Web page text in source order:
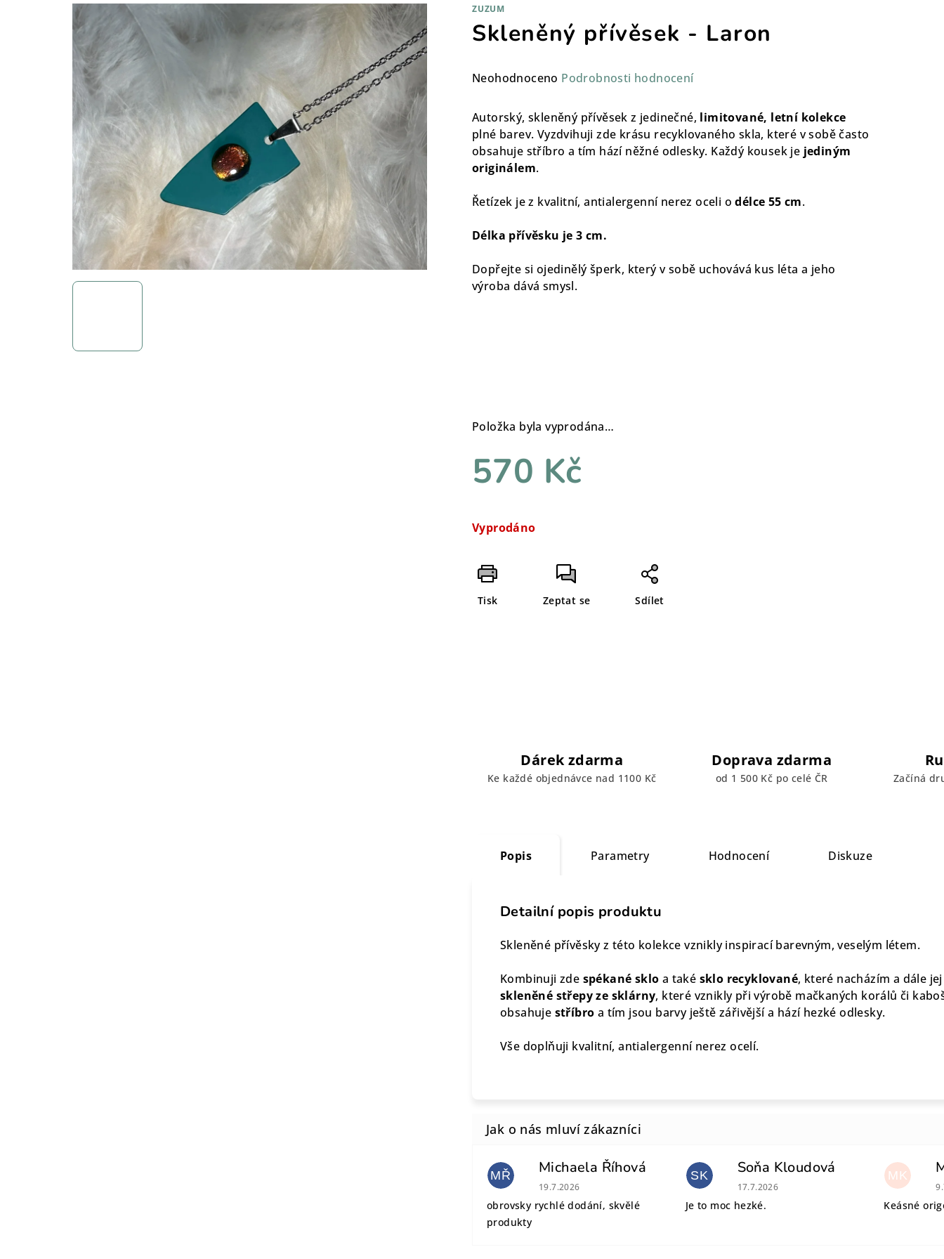
ZUZUM
Skleněný přívěsek - Laron
Průměrné
produktu
je
0,0
hvězdiček.
Neohodnoceno Podrobnosti hodnocení
Autorský, skleněný přívěsek z jedinečné, limitované, letní kolekce
plné barev. Vyzdvihuji zde krásu recyklovaného skla, které v sobě často
obsahuje stříbro a tím hází něžné odlesky. Každý kousek je jediným
originálem.
Řetízek je z kvalitní, antialergenní nerez oceli odélce 55 cm.
Délka přívěsku je 3 cm.
Dopřejte si ojedinělý šperk, který v sobě uchovává kus léta a jeho
výroba dává smysl.
Položka byla vyprodána…
570 Kč
cena:
Vyprodáno
Tisk Zeptat se Sdílet
Dárek zdarma
Ke každé objednávce nad 1100 Kč
Doprava zdarma
od 1 500 Kč po celé ČR Začíná
Popis Parametry Hodnocení Diskuze
Detailní popis produktu
Skleněné přívěsky z této kolekce vznikly inspirací barevným, veselým létem.
Kombinuji zde spékané sklo a také sklo recyklované, které nacházím a dále
skleněné střepy ze sklárny, které vznikly při výrobě mačkaných korálů či
obsahuje stříbro a tím jsou barvy ještě zářivější a hází hezké odlesky.
Vše doplňuji kvalitní, antialergenní nerez ocelí.
MŘ Michaela Říhová
Hodnocení obchodu je 5 z 5 hvězdiček.
19.7.2026
obrovsky rychlé dodání, skvělé
produkty
SK Soňa Kloudová
Hodnocení obchodu je 5 z 5 hvězdiček.
17.7.2026
Je to moc hezké.
MK
Keásné